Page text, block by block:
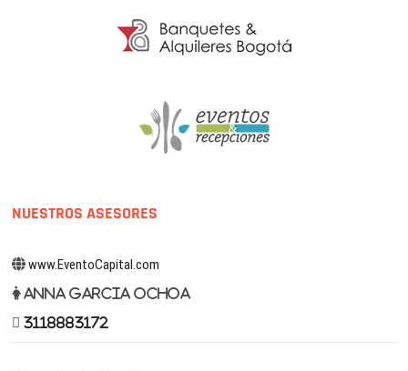
NUESTROS ASESORES
www.EventoCapital.com
Anna Garcia Ochoa
3118883172